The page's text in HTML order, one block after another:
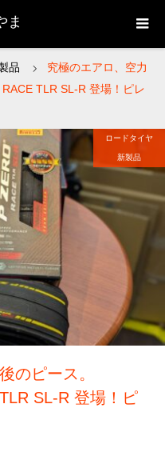
ま
品
究極のエアロ、空力
TLR SL-R 登場！ピレ
ロードタイヤ
新製品
のピース。
SL-R 登場！ピ